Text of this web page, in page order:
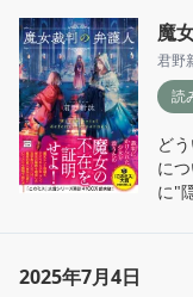
魔
君野
読
ど
に
に"
2025年7月4日